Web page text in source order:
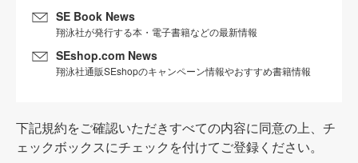
SE Book News
翔泳社が発行する本・電子書籍などの最新情報
SEshop.com News
翔泳社通販SEshopのキャンペーン情報やおすすめ書籍情報
下記規約をご確認いただきすべての内容に同意の上、チ
ェックボックスにチェックを付けてご登録ください。